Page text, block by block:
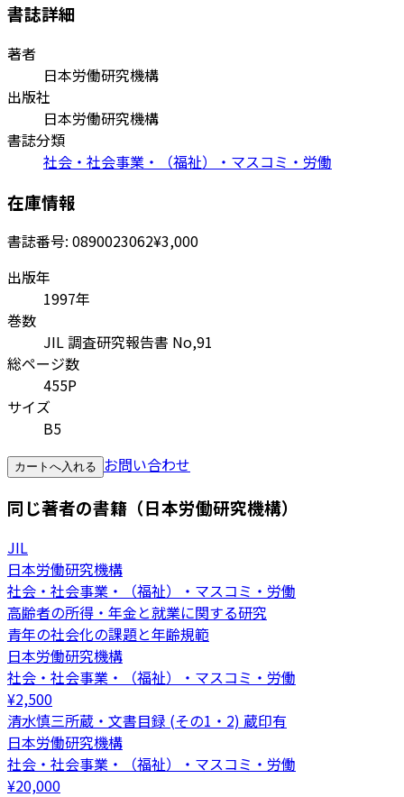
書誌詳細
著者
日本労働研究機構
出版社
日本労働研究機構
書誌分類
社会・社会事業・（福祉）・マスコミ・労働
在庫情報
書誌番号: 0890023062¥3,000
出版年
1997年
巻数
JIL 調査研究報告書 No,91
総ページ数
455P
サイズ
B5
カートへ入れる お問い合わせ
同じ著者の書籍（日本労働研究機構）
JIL
日本労働研究機構
社会・社会事業・（福祉）・マスコミ・労働
高齢者の所得・年金と就業に関する研究
青年の社会化の課題と年齢規範
日本労働研究機構
社会・社会事業・（福祉）・マスコミ・労働
¥2,500
清水慎三所蔵・文書目録 (その1・2) 蔵印有
日本労働研究機構
社会・社会事業・（福祉）・マスコミ・労働
¥20,000